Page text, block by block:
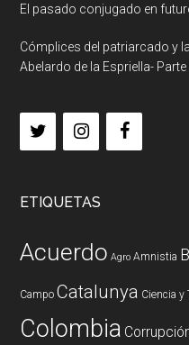
El pasado conjugado en
Cómplices del patriarcado y
Abelardo de la Espriella- Parte
ETIQUETAS
Acuerdo Agro Amnistia
Campo Catalunya Ciencia y
Colombia